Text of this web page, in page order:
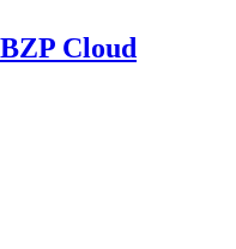
BZP Cloud